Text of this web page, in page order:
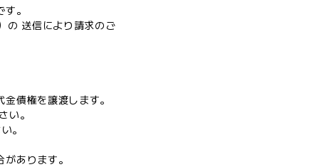
。
の 送信により請求のご
債権を譲渡します。
い。
。
あります。